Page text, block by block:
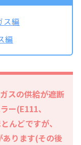
ス編
編
スの供給が遮断
ー(E111、
んどですが、
あります(その後